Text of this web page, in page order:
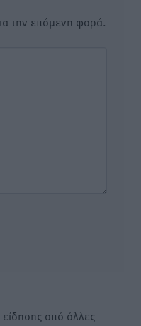
την επόμενη φορά.
από άλλες